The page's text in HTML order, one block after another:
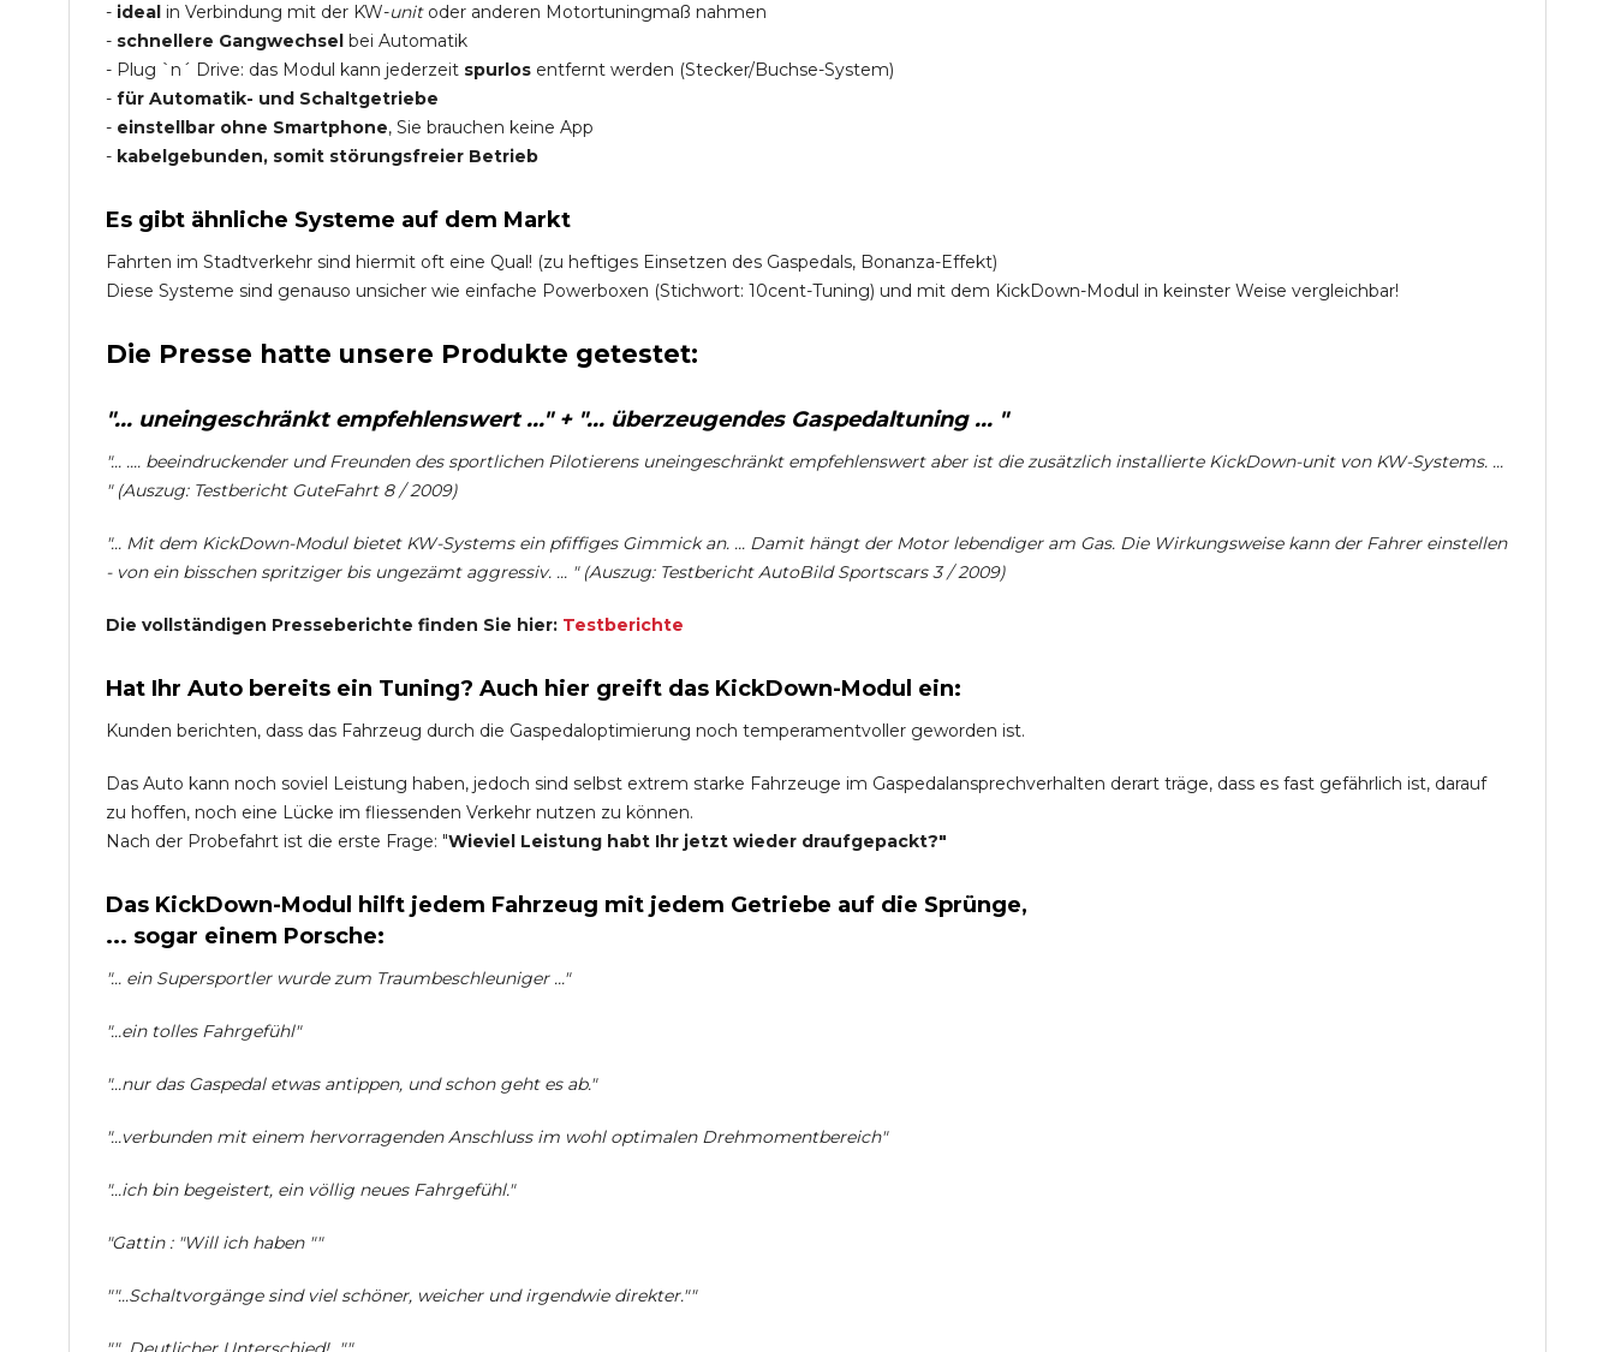
- ideal in Verbindung mit der KW-unitoder anderen Motortuningmaß nahmen
- schnellere Gangwechsel bei Automatik
- Plug `n´ Drive: das Modul kann jederzeit spurlos entfernt werden (Stecker/Buchse-System)
- für Automatik- und Schaltgetriebe
- einstellbar ohne Smartphone, Sie brauchen keine App
- kabelgebunden, somit störungsfreier Betrieb
Es gibt ähnliche Systeme auf dem Markt
Fahrten im Stadtverkehr sind hiermit oft eine Qual! (zu heftiges Einsetzen des Gaspedals, Bonanza-Effekt)
Diese Systeme sind genauso unsicher wie einfache Powerboxen (Stichwort: 10cent-Tuning) und mit dem KickDown-Modul in keinster Weise vergleichbar!
Die Presse hatte unsere Produkte getestet:
"... uneingeschränkt empfehlenswert ..." + "... überzeugendes Gaspedaltuning ... "
"... .... beeindruckender und Freunden des sportlichen Pilotierens uneingeschränkt empfehlenswert aber ist die zusätzlich installierte KickDown-unit von KW-Systems. ...
" (Auszug: Testbericht GuteFahrt 8 / 2009)
"... Mit dem KickDown-Modul bietet KW-Systems ein pfiffiges Gimmick an. ... Damit hängt der Motor lebendiger am Gas. Die Wirkungsweise kann der Fahrer einstellen
- von ein bisschen spritziger bis ungezämt aggressiv. ... " (Auszug: Testbericht AutoBild Sportscars 3 / 2009)
Die vollständigen Presseberichte finden Sie hier: Testberichte
Hat Ihr Auto bereits ein Tuning? Auch hier greift das KickDown-Modul ein:
Kunden berichten, dass das Fahrzeug durch die Gaspedaloptimierung noch temperamentvoller geworden ist.
Das Auto kann noch soviel Leistung haben, jedoch sind selbst extrem starke Fahrzeuge im Gaspedalansprechverhalten derart träge, dass es fast gefährlich ist, darauf
zu hoffen, noch eine Lücke im fliessenden Verkehr nutzen zu können.
Nach der Probefahrt ist die erste Frage: "Wieviel Leistung habt Ihr jetzt wieder draufgepackt?"
Das KickDown-Modul hilft jedem Fahrzeug mit jedem Getriebe auf die Sprünge,
... sogar einem Porsche:
"... ein Supersportler wurde zum Traumbeschleuniger ..."
"...ein tolles Fahrgefühl"
"...nur das Gaspedal etwas antippen, und schon geht es ab."
"...verbunden mit einem hervorragenden Anschluss im wohl optimalen Drehmomentbereich"
"...ich bin begeistert, ein völlig neues Fahrgefühl."
"Gattin : "Will ich haben ""
""...Schaltvorgänge sind viel schöner, weicher und irgendwie direkter.""